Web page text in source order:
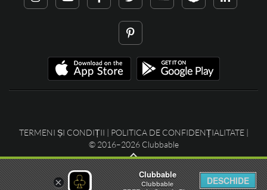
TERMENI ȘI CONDIȚII | POLITICA DE CONFIDENȚIALITATE|
© 2016–2026 Clubbable
×
Clubbable
Clubbable
DESCHIDE